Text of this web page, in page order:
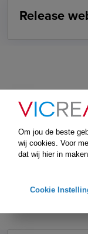
Release
Release
Om jou de beste
wij cookies. Voor
dat wij hier in
Cookie